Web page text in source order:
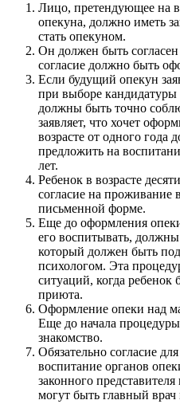
Лицо, претендующее на
опекуна, должно иметь
стать опекуном.
Он должен быть
согласие должно быть
Если будущий опекун
при выборе
должны быть точно
заявляет, что хочет
возрасте от одного года
предложить на
лет.
Ребенок в возрасте
согласие на проживание
письменной форме.
Еще до оформления
его воспитывать,
который должен быть
психологом. Эта
ситуаций, когда ребенок
приюта.
Оформление опеки над
Еще до начала
знакомство.
Обязательно согласие
воспитание органов
законного
могут быть главный